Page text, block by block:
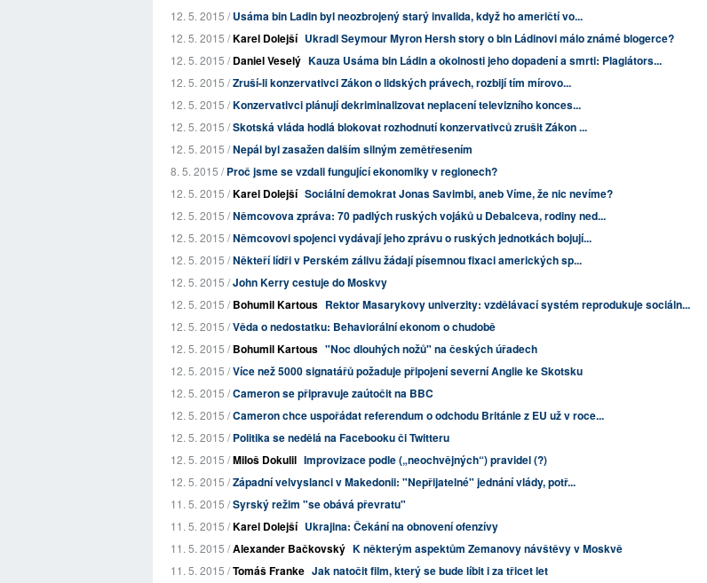
12. 5. 2015 /Usáma bin Ladin byl neozbrojený starý invalida, když ho američtí vo...
12. 5. 2015 /Karel Dolejší Ukradl Seymour Myron Hersh story o bin Ládinovi málo známé blogerce?
12. 5. 2015 /Daniel Veselý Kauza Usáma bin Ládin a okolnosti jeho dopadení a smrti: Plagiátors...
12. 5. 2015 /Zruší-li konzervativci Zákon o lidských právech, rozbijí tím mírovo...
12. 5. 2015 /Konzervativci plánují dekriminalizovat neplacení televizního konces...
12. 5. 2015 /Skotská vláda hodlá blokovat rozhodnutí konzervativců zrušit Zákon ...
12. 5. 2015 /Nepál byl zasažen dalším silným zemětřesením
8. 5. 2015 /Proč jsme se vzdali fungující ekonomiky v regionech?
12. 5. 2015 /Karel Dolejší Sociální demokrat Jonas Savimbi, aneb Víme, že nic nevíme?
12. 5. 2015 /Němcovova zpráva: 70 padlých ruských vojáků u Debalceva, rodiny ned...
12. 5. 2015 /Němcovovi spojenci vydávají jeho zprávu o ruských jednotkách bojují...
12. 5. 2015 /Někteří lídři v Perském zálivu žádají písemnou fixaci amerických sp...
12. 5. 2015 /John Kerry cestuje do Moskvy
12. 5. 2015 /Bohumil Kartous Rektor Masarykovy univerzity: vzdělávací systém reprodukuje sociáln...
12. 5. 2015 /Věda o nedostatku: Behaviorální ekonom o chudobě
12. 5. 2015 /Bohumil Kartous "Noc dlouhých nožů" na českých úřadech
12. 5. 2015 /Více než 5000 signatářů požaduje připojení severní Anglie ke Skotsku
12. 5. 2015 /Cameron se připravuje zaútočit na BBC
12. 5. 2015 /Cameron chce uspořádat referendum o odchodu Británie z EU už v roce...
12. 5. 2015 /Politika se nedělá na Facebooku či Twitteru
12. 5. 2015 /Miloš Dokulil Improvizace podle („neochvějných“) pravidel (?)
12. 5. 2015 /Západní velvyslanci v Makedonii: "Nepřijatelné" jednání vlády, potř...
11. 5. 2015 /Syrský režim "se obává převratu"
11. 5. 2015 /Karel Dolejší Ukrajina: Čekání na obnovení ofenzívy
11. 5. 2015 /Alexander Bačkovský K některým aspektům Zemanovy návštěvy v Moskvě
11. 5. 2015 /Tomáš Franke Jak natočit film, který se bude líbit i za třicet let